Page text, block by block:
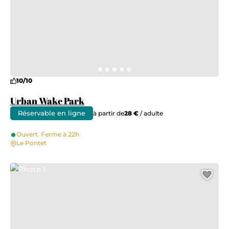
Urban Wake Park
10/10
Réservable en ligne à partir de28 € / adulte
Ouvert. Ferme à 22h
Le Pontet
Photo 1